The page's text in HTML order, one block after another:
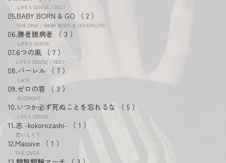
LIFE 6 SENSE / NO.1
BABY BORN & GO 2
THE ONE / BABY BORN & GO/KINJITO
勝者臆病者 3
LIFE 6 SENSE
6つの風 7
LIFE 6 SENSE / NO.1
バーレル 7
LAST
ゼロの答 3
BUGRIGHT
いつか必ず死ぬことを忘れるな 5
LIFE 6 SENSE
志 -kokorozashi- 1
恋いしくて
Massive 1
THE OVER